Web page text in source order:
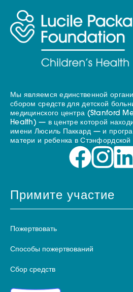
Мы являемся единственной
сбором средств для детской
медицинского центра (Stanford
Health) — в центре которой
имени Люсиль Паккард — и
матери и ребенка в
Примите участие
Пожертвовать
Способы пожертвований
Сбор средств